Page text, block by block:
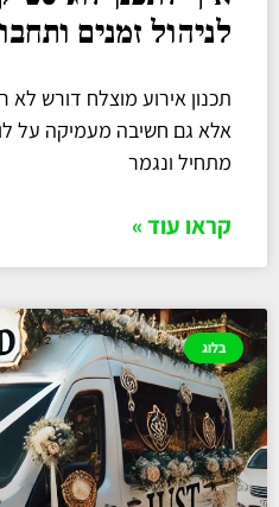
לניהול זמנים
תכנון אירוע מוצלח דורש לא
אלא גם חשיבה מעמיקה על
מתחיל ונגמר
קראו עוד »
בלוג